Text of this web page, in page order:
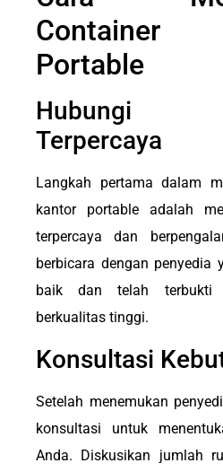
Portable
Hubungi
Terpercaya
Langkah pertama dalam
kantor portable adalah
terpercaya dan
berbicara dengan penyedia
baik dan telah terbukti
berkualitas tinggi.
Konsultasi
Setelah menemukan
konsultasi untuk
Anda. Diskusikan jumlah